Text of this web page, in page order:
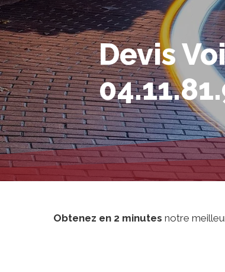
Devis
Obtenez en 2 minutes notre